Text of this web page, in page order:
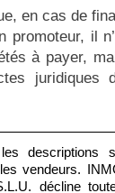
en cas de
promoteur, il
à payer,
juridiques
descriptions
vendeurs.
décline